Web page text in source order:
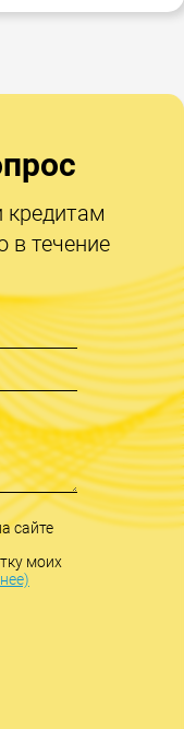
в течение
сайте
моих